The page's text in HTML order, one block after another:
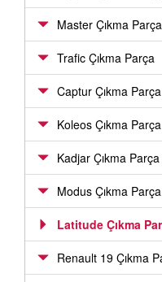
Master Çıkma Parça
Trafic Çıkma Parça
Captur Çıkma Parça
Koleos Çıkma Parça
Kadjar Çıkma Parça
Modus Çıkma Parça
Latitude Çıkma
Renault 19 Çıkma